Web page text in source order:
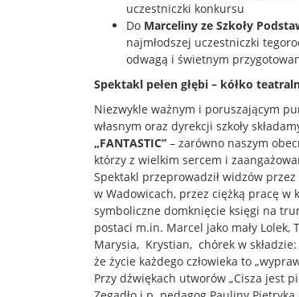
uczestniczki konkursu
Do Marceliny ze Szkoły
najmłodszej uczestniczki
odwagą i świetnym
Spektakl pełen głębi – kółko
Niezwykle ważnym i poruszającym
własnym oraz dyrekcji szkoły
„FANTASTIC” – zarówno naszym
którzy z wielkim sercem i
Spektakl przeprowadził widzów
w Wadowicach, przez ciężką pracę w
symboliczne domknięcie księgi na
postaci m.in. Marcel jako mały Lolek,
Marysia, Krystian, chórek w
że życie każdego człowieka to
Przy dźwiękach utworów „Cisza jest